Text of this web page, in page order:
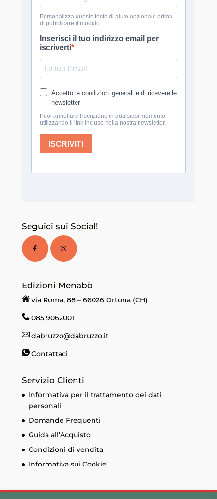
Seguici sui Social!
Edizioni Menabò
via Roma, 88 – 66026 Ortona (CH)
085 9062001
dabruzzo@dabruzzo.it
Contattaci
Servizio Clienti
Informativa per il trattamento dei dati
personali
Domande Frequenti
Guida all’Acquisto
Condizioni di vendita
Informativa sui Cookie